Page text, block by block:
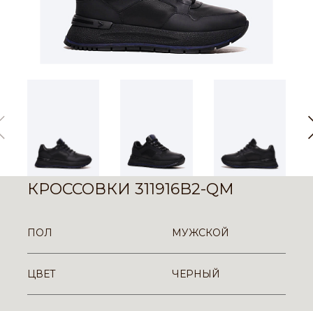
КРОССОВКИ 311916B2-QM
ПОЛ МУЖСКОЙ
ЦВЕТ ЧЕРНЫЙ